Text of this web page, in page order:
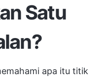
Satu
apa itu titik